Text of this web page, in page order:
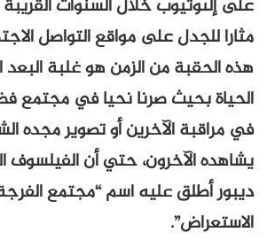
على إلىوتيوب خلال السنوات
مثارا للجدل على مواقع التواصل
هذه الحقبة من الزمن هو غلبة
الحياة بحيث صرنا نحيا في مجتمع
في مراقبة الآخرين أو تصوير مجده
يشاهده الآخرون، حتي أن
ديبور أطلق عليه اسم “مجتمع
الاستعراض”.